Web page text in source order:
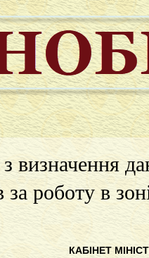
з визначення
за роботу в
КАБІНЕТ